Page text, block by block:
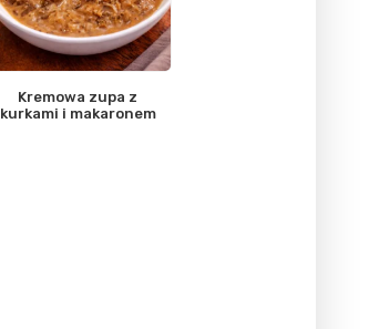
Kremowa zupa z
kurkami i makaronem